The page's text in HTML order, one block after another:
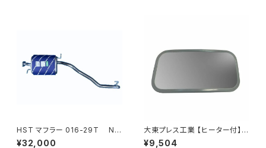
HST マフラー 016-29T NV
350キャラバン VR2E26 ニッサ
¥32,000
大東プレス工業 【ヒーター付】サ
イドミラー/バックミラーJ08 DI
¥9,504